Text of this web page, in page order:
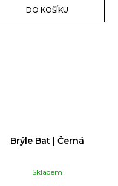
DO KOŠÍKU
Brýle Bat | Černá
Skladem